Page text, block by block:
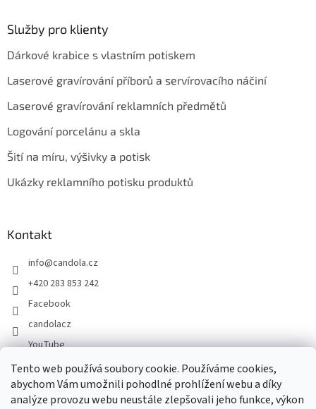
Tento web používá soubory cookie. Používáme cookies,
abychom Vám umožnili pohodlné prohlížení webu a díky
analýze provozu webu neustále zlepšovali jeho funkce, výkon
Služby pro klienty
Dárkové krabice s vlastním potiskem
Laserové gravírování příborů a servírovacího náčiní
Laserové gravírování reklamních předmětů
Logování porcelánu a skla
Šití na míru, výšivky a potisk
Ukázky reklamního potisku produktů
Kontakt
info@candola.cz
+420 283 853 242
Facebook
candolacz
YouTube
Přijímáme online platby